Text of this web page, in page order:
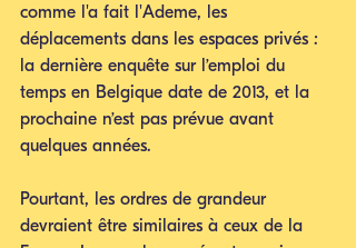
comme l'a fait l'Ademe, les
déplacements dans les espaces privés :
la dernière enquête sur l’emploi du
temps en Belgique date de 2013, et la
prochaine n’est pas prévue avant
quelques années.
Pourtant, les ordres de grandeur
devraient être similaires à ceux de la